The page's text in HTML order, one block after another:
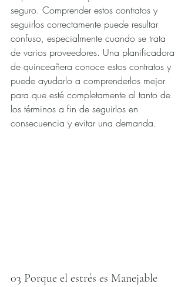
seguro. Comprender estos contratos y
seguirlos correctamente puede resultar
confuso, especialmente cuando se trata
de varios proveedores. Una planificadora
de quinceañera conoce estos contratos y
puede ayudarlo a comprenderlos mejor
para que esté completamente al tanto de
los términos a fin de seguirlos en
consecuencia y evitar una demanda.
03 Porque el estrés es Manejable